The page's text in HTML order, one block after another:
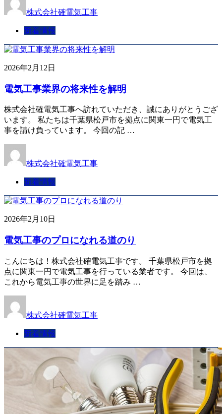
株式会社確電気工事
新着情報
2026年2月12日
電気工事業界の将来性を解明
株式会社確電気工事へ訪れていただき、誠にありがとうござ
います。 私たちは千葉県松戸市を拠点に関東一円で電気工
事を請け負っています。 今回の記 …
株式会社確電気工事
新着情報
2026年2月10日
電気工事のプロになれる道のり
こんにちは！株式会社確電気工事です。 千葉県松戸市を拠
点に関東一円で電気工事を行っている業者です。 今回は、
これから電気工事の世界に足を踏み …
株式会社確電気工事
新着情報